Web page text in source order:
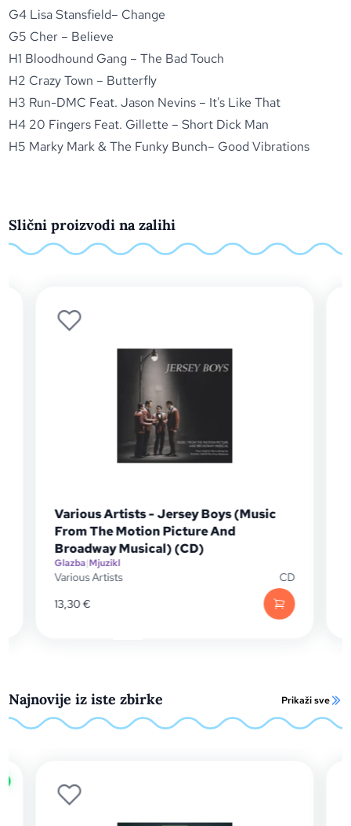
G4 Lisa Stansfield– Change
G5 Cher – Believe
H1 Bloodhound Gang – The Bad Touch
H2 Crazy Town – Butterfly
H3 Run-DMC Feat. Jason Nevins – It's Like That
H4 20 Fingers Feat. Gillette – Short Dick Man
H5 Marky Mark & The Funky Bunch– Good Vibrations
Slični proizvodi na zalihi
CD
Various Artists - Clubfete 90er Vol.2
(60 Club & Party Hits Of The 90's) (CD)
Glazba|Elektronska glazba
Various Artists
Najnovije iz iste zbirke Prikaži sve